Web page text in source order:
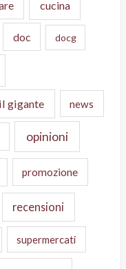
cucina
doc docg
il gigante news
opinioni
promozione
recensioni
supermercati